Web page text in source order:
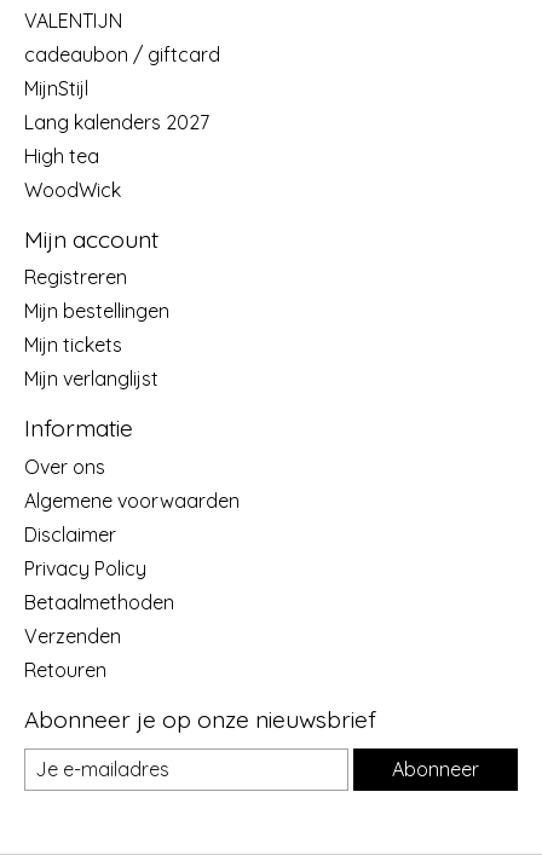
VALENTIJN
cadeaubon / giftcard
MijnStijl
Lang kalenders 2027
High tea
WoodWick
Mijn account
Registreren
Mijn bestellingen
Mijn tickets
Mijn verlanglijst
Informatie
Over ons
Algemene voorwaarden
Disclaimer
Privacy Policy
Betaalmethoden
Verzenden
Retouren
Abonneer je op onze nieuwsbrief
Abonneer